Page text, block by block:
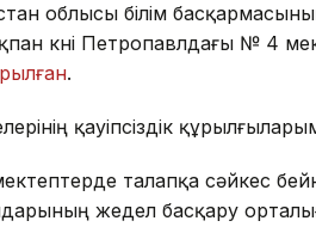
облысы білім
күні Петропавлдағы № 4
.
қауіпсіздік
талапқа сәйкес
жедел басқару